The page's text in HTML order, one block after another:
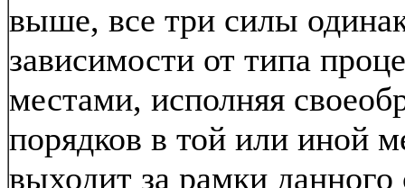
выше, все три силы
зависимости от типа
местами, исполняя
порядков в той или иной
выходит за рамки